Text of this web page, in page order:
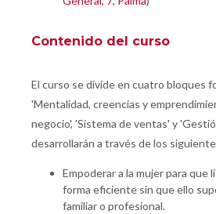
Contenido del curso
El curso se divide en cuatro bloques
'Mentalidad, creencias y
negocio', 'Sistema de ventas' y
desarrollarán a través de los
Empoderar a la mujer para que
forma eficiente sin que ello
familiar o profesional.